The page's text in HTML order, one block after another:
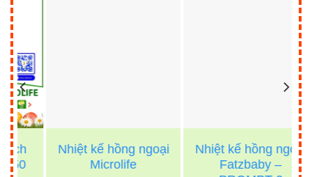
Nhiệt kế hồng ngoại
Microlife
Nhiệt kế hồng ngoại
Fatzbaby –